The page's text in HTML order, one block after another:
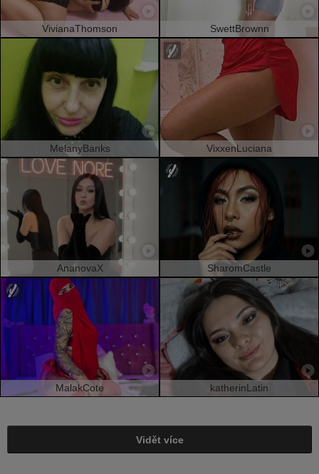
VivianaThomson SwettBrownn
MelanyBanks VixxenLuciana
AnanovaX SharomCastle
MalakCote katherinLatin
Vidět více